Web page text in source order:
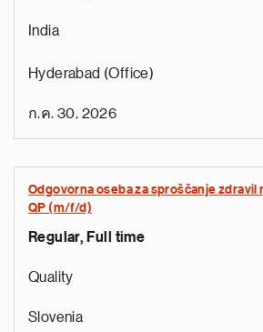
India
Hyderabad (Office)
ก.ค. 30, 2026
Odgovorna oseba za sproščanje zdravil
QP (m/f/d)
Regular, Full time
Quality
Slovenia